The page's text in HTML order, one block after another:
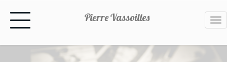
Pierre Vassoilles